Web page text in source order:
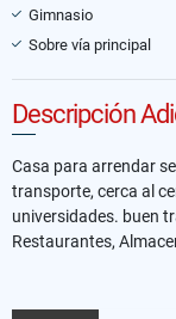
Gimnasio
Sobre vía principal
Descripción
Casa para arrendar
transporte, cerca al
universidades. buen
Restaurantes,